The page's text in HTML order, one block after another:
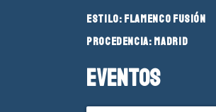
Estilo: Flamenco Fusión
Procedencia: Madrid
Eventos